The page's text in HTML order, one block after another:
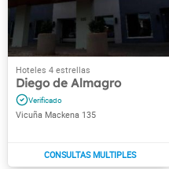
Diego de Almagro
Vicuña Mackena 135